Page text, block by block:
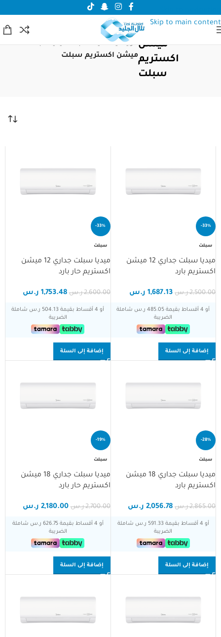
Skip to main content
ميشن
اكستريم
سبلت
الرئيسية/مكيف سبلت/ميديا سبلت/
ميشن اكستريم سبلت
-33%
سبلت
ميديا سبلت جداري 12 ميشن
اكستريم بارد
2,500.00 ر.س 1,687.13 ر.س
أو 4 أقساط بقيمة 485.05 ر.س شاملة
الضريبة
إضافة إلى السلة
-33%
سبلت
ميديا سبلت جداري 12 ميشن
اكستريم حار بارد
2,600.00 ر.س 1,753.48 ر.س
أو 4 أقساط بقيمة 504.13 ر.س شاملة
الضريبة
إضافة إلى السلة
-28%
سبلت
ميديا سبلت جداري 18 ميشن
اكستريم بارد
2,865.00 ر.س 2,056.78 ر.س
أو 4 أقساط بقيمة 591.33 ر.س شاملة
الضريبة
إضافة إلى السلة
-19%
سبلت
ميديا سبلت جداري 18 ميشن
اكستريم حار بارد
2,700.00 ر.س 2,180.00 ر.س
أو 4 أقساط بقيمة 626.75 ر.س شاملة
الضريبة
إضافة إلى السلة
مساعد تلال الجليد مساعد ذكي
مرحبا، أنا مساعد تلال الجليد الذكي!